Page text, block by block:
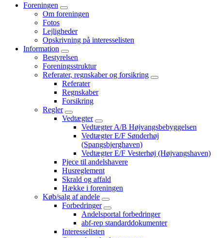
Foreningen
Om foreningen
Fotos
Lejligheder
Opskrivning på interesselisten
Information
Bestyrelsen
Foreningsstruktur
Referater, regnskaber og forsikring
Referater
Regnskaber
Forsikring
Regler
Vedtægter
Vedtægter A/B Højvangsbebyggelsen
Vedtægter E/F Sønderhøj
(Spangsbjerghaven)
Vedtægter E/F Vesterhøj (Højvangshaven)
Pjece til andelshavere
Husreglement
Skrald og affald
Hække i foreningen
Køb/salg af andele
Forbedringer
Andelsportal forbedringer
abf-rep standarddokumenter
Interesselisten